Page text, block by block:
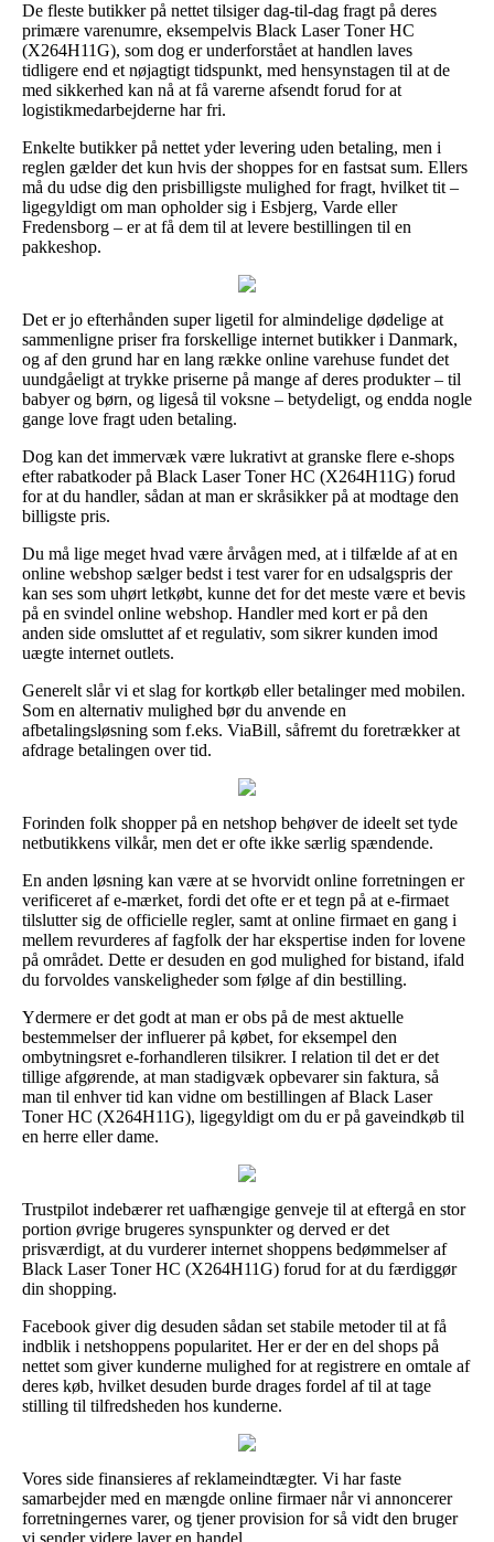
De fleste butikker på nettet tilsiger dag-til-dag fragt på deres
primære varenumre, eksempelvis Black Laser Toner HC
(X264H11G), som dog er underforstået at handlen laves
tidligere end et nøjagtigt tidspunkt, med hensynstagen til at de
med sikkerhed kan nå at få varerne afsendt forud for at
logistikmedarbejderne har fri.
Enkelte butikker på nettet yder levering uden betaling, men i
reglen gælder det kun hvis der shoppes for en fastsat sum. Ellers
må du udse dig den prisbilligste mulighed for fragt, hvilket tit –
ligegyldigt om man opholder sig i Esbjerg, Varde eller
Fredensborg – er at få dem til at levere bestillingen til en
pakkeshop.
Det er jo efterhånden super ligetil for almindelige dødelige at
sammenligne priser fra forskellige internet butikker i Danmark,
og af den grund har en lang række online varehuse fundet det
uundgåeligt at trykke priserne på mange af deres produkter – til
babyer og børn, og ligeså til voksne – betydeligt, og endda nogle
gange love fragt uden betaling.
Dog kan det immervæk være lukrativt at granske flere e-shops
efter rabatkoder på Black Laser Toner HC (X264H11G) forud
for at du handler, sådan at man er skråsikker på at modtage den
billigste pris.
Du må lige meget hvad være årvågen med, at i tilfælde af at en
online webshop sælger bedst i test varer for en udsalgspris der
kan ses som uhørt letkøbt, kunne det for det meste være et bevis
på en svindel online webshop. Handler med kort er på den
anden side omsluttet af et regulativ, som sikrer kunden imod
uægte internet outlets.
Generelt slår vi et slag for kortkøb eller betalinger med mobilen.
Som en alternativ mulighed bør du anvende en
afbetalingsløsning som f.eks. ViaBill, såfremt du foretrækker at
afdrage betalingen over tid.
Forinden folk shopper på en netshop behøver de ideelt set tyde
netbutikkens vilkår, men det er ofte ikke særlig spændende.
En anden løsning kan være at se hvorvidt online forretningen er
verificeret af e-mærket, fordi det ofte er et tegn på at e-firmaet
tilslutter sig de officielle regler, samt at online firmaet en gang i
mellem revurderes af fagfolk der har ekspertise inden for lovene
på området. Dette er desuden en god mulighed for bistand, ifald
du forvoldes vanskeligheder som følge af din bestilling.
Ydermere er det godt at man er obs på de mest aktuelle
bestemmelser der influerer på købet, for eksempel den
ombytningsret e-forhandleren tilsikrer. I relation til det er det
tillige afgørende, at man stadigvæk opbevarer sin faktura, så
man til enhver tid kan vidne om bestillingen af Black Laser
Toner HC (X264H11G), ligegyldigt om du er på gaveindkøb til
en herre eller dame.
Trustpilot indebærer ret uafhængige genveje til at eftergå en stor
portion øvrige brugeres synspunkter og derved er det
prisværdigt, at du vurderer internet shoppens bedømmelser af
Black Laser Toner HC (X264H11G) forud for at du færdiggør
din shopping.
Facebook giver dig desuden sådan set stabile metoder til at få
indblik i netshoppens popularitet. Her er der en del shops på
nettet som giver kunderne mulighed for at registrere en omtale af
deres køb, hvilket desuden burde drages fordel af til at tage
stilling til tilfredsheden hos kunderne.
Vores side finansieres af reklameindtægter. Vi har faste
samarbejder med en mængde online firmaer når vi annoncerer
forretningernes varer, og tjener provision for så vidt den bruger
vi sender videre laver en handel.